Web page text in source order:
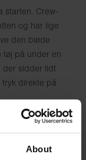
About
starten. Crew-
og har lige
den bløde
tøj på under en
der sidder lidt
direkte på
- 190 GSM
størrelse M.